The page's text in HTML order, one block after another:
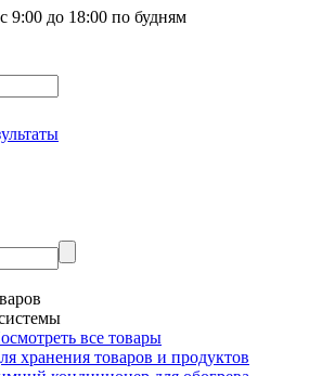
9:00 до 18:00 по будням
все товары
хранения товаров и продуктов